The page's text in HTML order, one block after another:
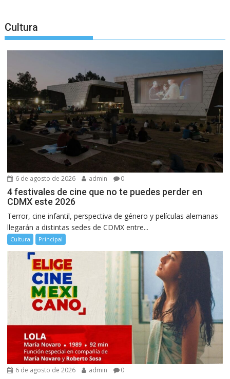
Cultura
6 de agosto de 2026 admin 0
4 festivales de cine que no te puedes perder en
CDMX este 2026
Terror, cine infantil, perspectiva de género y películas alemanas
llegarán a distintas sedes de CDMX entre...
Cultura Principal
6 de agosto de 2026 admin 0